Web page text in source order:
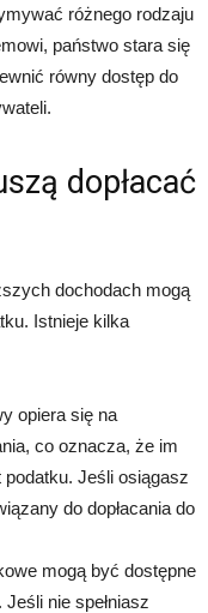
różnego rodzaju
państwo stara się
równy dostęp do
dopłacać
dochodach mogą
Istnieje kilka
opiera się na
co oznacza, że im
Jeśli osiągasz
do dopłacania do
mogą być dostępne
nie spełniasz